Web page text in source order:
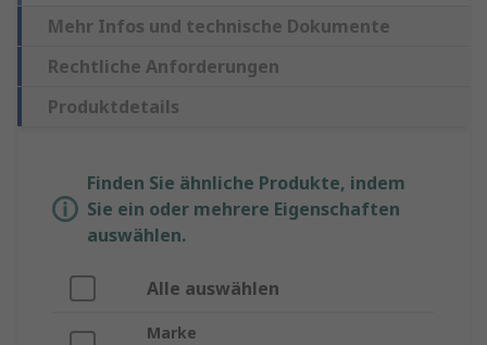
Mehr Infos und technische Dokumente
Rechtliche Anforderungen
Produktdetails
Finden Sie ähnliche Produkte, indem
Sie ein oder mehrere Eigenschaften
auswählen.
Alle auswählen
Marke